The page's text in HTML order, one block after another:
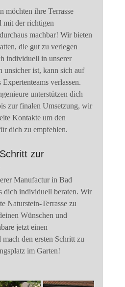
möchten ihre Terrasse
mit der richtigen
machbar! Wir bieten
die gut zu verlegen
individuell in unserer
unsicher ist, kann sich auf
verlassen.
unterstützen dich
zur finalen Umsetzung, wir
Kontakte um den
dich zu empfehlen.
zur
Manufactur in Bad
dich individuell beraten. Wir
Naturstein-Terrasse zu
Wünschen und
jetzt einen
den ersten Schritt zu
im Garten!